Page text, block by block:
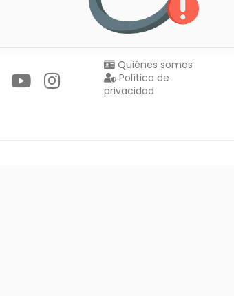
Quiénes somos
Política de
privacidad